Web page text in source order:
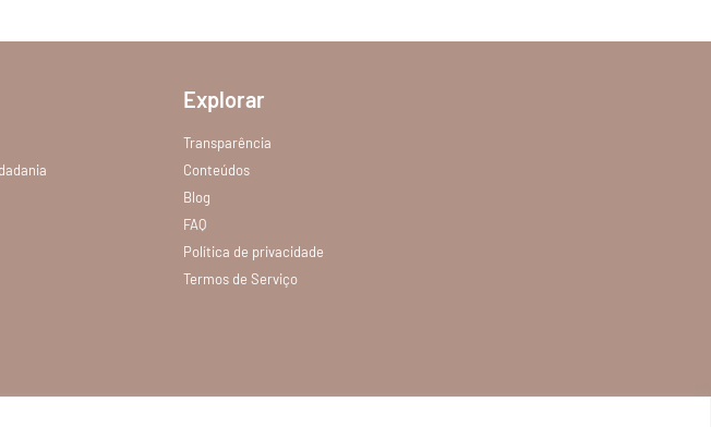
Explorar
Transparência
Conteúdos
Blog
FAQ
Política de privacidade
Termos de Serviço